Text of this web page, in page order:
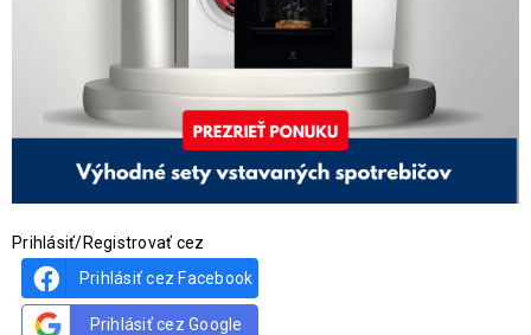
Prihlásiť/Registrovať cez
Prihlásiť cez Facebook
Prihlásiť cez Google